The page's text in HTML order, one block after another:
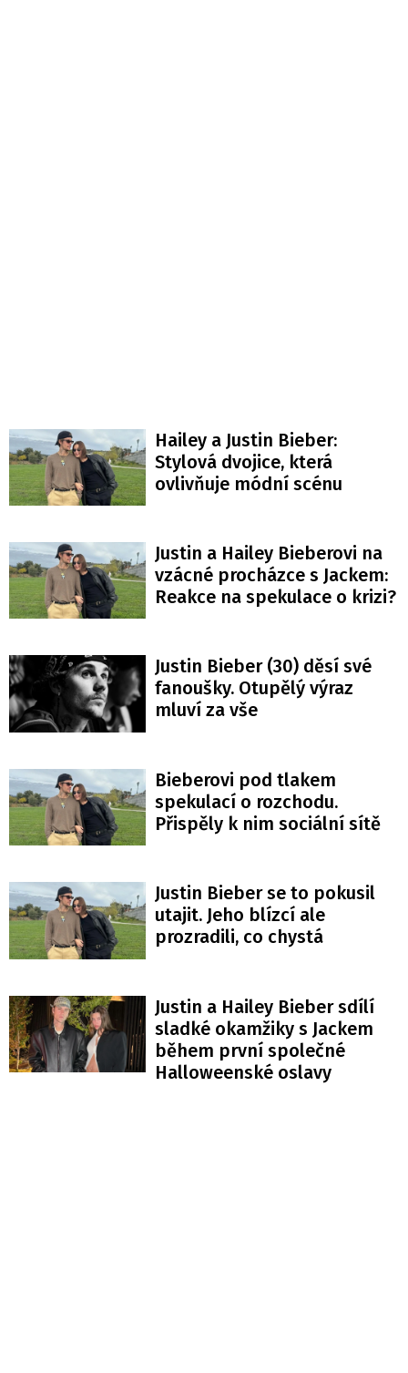
Hailey a Justin Bieber:
Stylová dvojice, která
ovlivňuje módní scénu
Justin a Hailey Bieberovi na
vzácné procházce s Jackem:
Reakce na spekulace o krizi?
Justin Bieber (30) děsí své
fanoušky. Otupělý výraz
mluví za vše
Bieberovi pod tlakem
spekulací o rozchodu.
Přispěly k nim sociální sítě
Justin Bieber se to pokusil
utajit. Jeho blízcí ale
prozradili, co chystá
Justin a Hailey Bieber sdílí
sladké okamžiky s Jackem
během první společné
Halloweenské oslavy